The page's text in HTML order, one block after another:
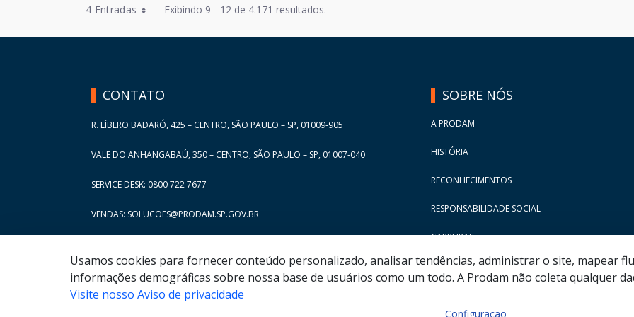
4 Entradas
Entradas por Página
Entradas por Página
Exibindo 9 - 12 de 4.171 resultados.
CONTATO
R. LÍBERO BADARÓ, 425 – CENTRO, SÃO PAULO – SP, 01009-905
VALE DO ANHANGABAÚ, 350 – CENTRO, SÃO PAULO – SP, 01007-040
SERVICE DESK: 0800 722 7677
VENDAS: SOLUCOES@PRODAM.SP.GOV.BR
SOBRE NÓS
A PRODAM
HISTÓRIA
RECONHECIMENTOS
RESPONSABILIDADE SOCIAL
CARREIRAS
Usamos cookies para fornecer conteúdo personalizado, analisar tendências, administrar o site, mapear
informações demográficas sobre nossa base de usuários como um todo. A Prodam não coleta qualquer
Visite nosso Aviso de privacidade
Configuração